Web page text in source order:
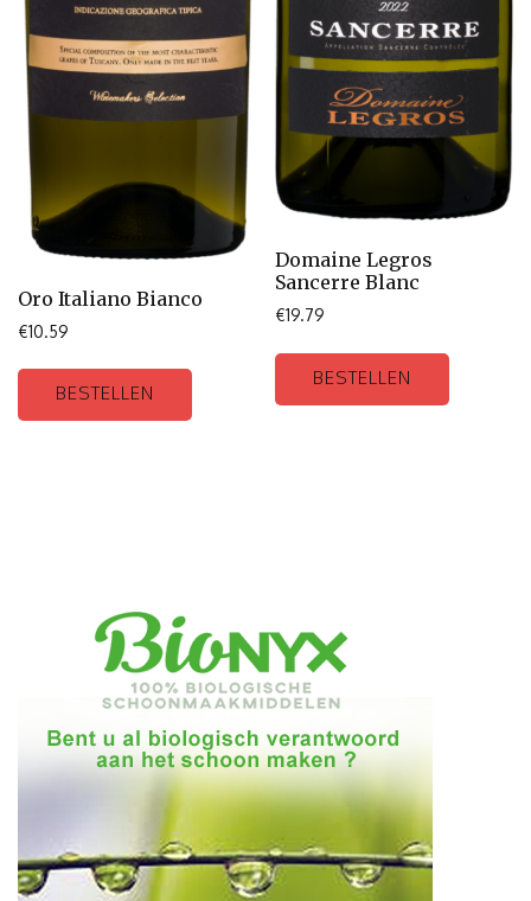
Oro Italiano Bianco
€10.59
BESTELLEN
Domaine Legros
Sancerre Blanc
€19.79
BESTELLEN